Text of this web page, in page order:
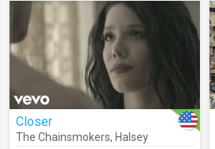
Closer
The Chainsmokers, Halsey